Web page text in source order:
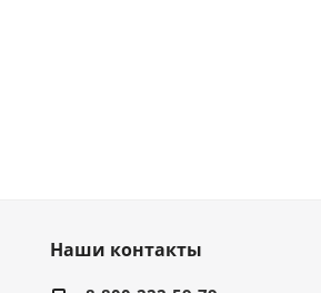
Наши контакты